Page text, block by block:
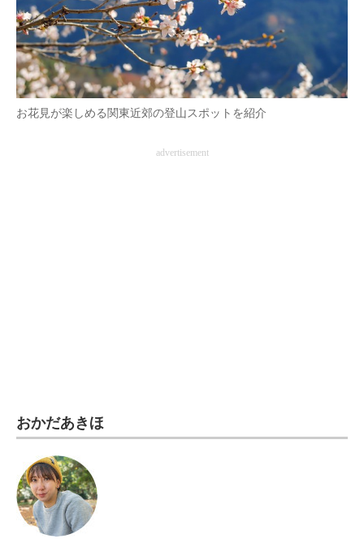
企業ITのトレンドを詳説
経営リーダーのコミュニティ
マーケ×ITの今がよく分かる
お花見が楽しめる関東近郊の登山スポットを紹介
advertisement
おかだあきほ